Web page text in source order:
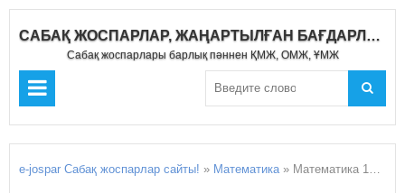
САБАҚ ЖОСПАРЛАР, ЖАҢАРТЫЛҒАН БАҒДАРЛАМА 2019-2020
Сабақ жоспарлары барлық пәннен ҚМЖ, ОМЖ, ҰМЖ
e-jospar Сабақ жоспарлар сайты! » Математика» Математика 10 сынып сабақ жоспарлары